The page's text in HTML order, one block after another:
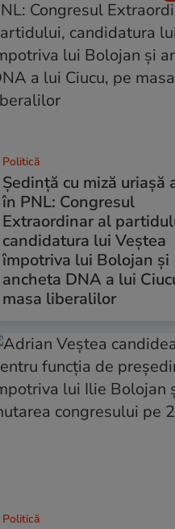
Politică
Ședință cu miză uriașă
în PNL: Congresul
Extraordinar al
candidatura lui Veștea
împotriva lui Bolojan și
ancheta DNA a lui
masa liberalilor
Politică